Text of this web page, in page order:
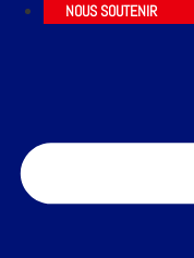
NOUS SOUTENIR